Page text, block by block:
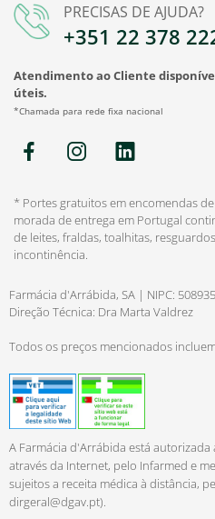
PRECISAS DE AJUDA?
+351 22 378
Atendimento ao Cliente disponível
úteis.
*Chamada para rede fixa nacional
* Portes gratuitos em encomendas
morada de entrega em Portugal
de leites, fraldas, toalhitas,
incontinência.
Farmácia d'Arrábida, SA | NIPC:
Direção Técnica: Dra Marta Valdrez
Todos os preços mencionados
A Farmácia d'Arrábida está
através da Internet, pelo Infarmed e
sujeitos a receita médica à distância,
dirgeral@dgav.pt).